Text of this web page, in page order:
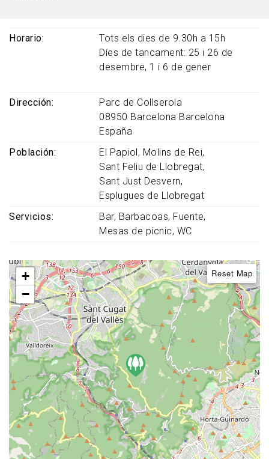
Horario
Tots els dies de 9.30h a 15h
Díes de tancament: 25 i 26 de
desembre, 1 i 6 de gener
Dirección
Parc de Collserola
08950 Barcelona Barcelona
España
Población
El Papiol
Molins de Rei
Sant Feliu de Llobregat
Sant Just Desvern
Esplugues de Llobregat
Servicios
Bar Barbacoas Fuente
Mesas de pícnic WC
+
−
Reset Map